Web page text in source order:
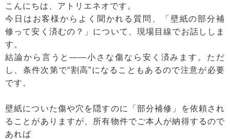
こんにちは、アトリエネオです。
今日はお客様からよく聞かれる質問、「壁紙の部分補
修って安く済むの？」について、現場目線でお話ししま
す。
結論から言うと——小さな傷なら安く済みます。ただ
し、条件次第で“割高”になることもあるので注意が必要
です。
壁紙についた傷や穴を隠すのに「部分補修」を依頼され
ることがありますが、所有物件でご本人が納得するので
あれば